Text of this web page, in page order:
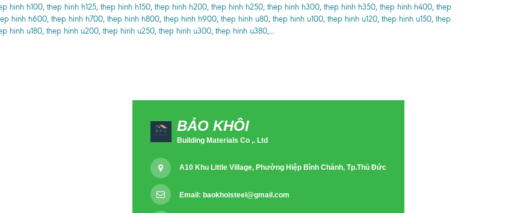
hinh h100, thep hinh h125, thep hinh h150, thep hinh h200, thep hinh h250, thep hinh h300, thep hinh h350, thep hinh h400, thep
hinh h600, thep hinh h700, thep hinh h800, thep hinh h900, thep hinh u80, thep hinh u100, thep hinh u120, thep hinh u150, thep
hinh u180, thep hinh u200, thep hinh u250, thep hinh u300, thep hinh u380,...
BẢO KHÔI
Building Materials Co ,. Ltd
A10 Khu Little Village, Phường Hiệp Bình Chánh, Tp.Thủ Đức
Email:baokhoisteel@gmail.com